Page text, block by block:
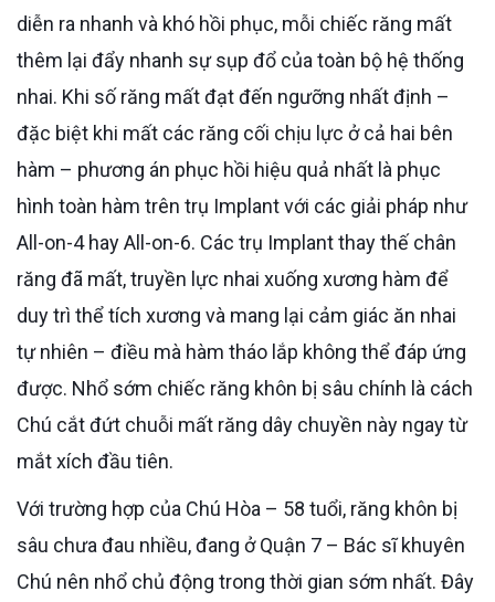
diễn ra nhanh và khó hồi phục, mỗi chiếc răng mất
thêm lại đẩy nhanh sự sụp đổ của toàn bộ hệ thống
nhai. Khi số răng mất đạt đến ngưỡng nhất định –
đặc biệt khi mất các răng cối chịu lực ở cả hai bên
hàm – phương án phục hồi hiệu quả nhất là phục
hình toàn hàm trên trụ Implant với các giải pháp như
All-on-4 hay All-on-6. Các trụ Implant thay thế chân
răng đã mất, truyền lực nhai xuống xương hàm để
duy trì thể tích xương và mang lại cảm giác ăn nhai
tự nhiên – điều mà hàm tháo lắp không thể đáp ứng
được. Nhổ sớm chiếc răng khôn bị sâu chính là cách
Chú cắt đứt chuỗi mất răng dây chuyền này ngay từ
mắt xích đầu tiên.
Với trường hợp của Chú Hòa – 58 tuổi, răng khôn bị
sâu chưa đau nhiều, đang ở Quận 7 – Bác sĩ khuyên
Chú nên nhổ chủ động trong thời gian sớm nhất. Đây